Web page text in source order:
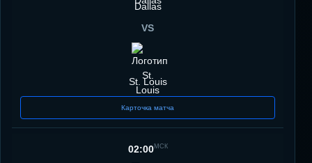
Dallas
VS
St. Louis
Карточка матча
02:00МСК